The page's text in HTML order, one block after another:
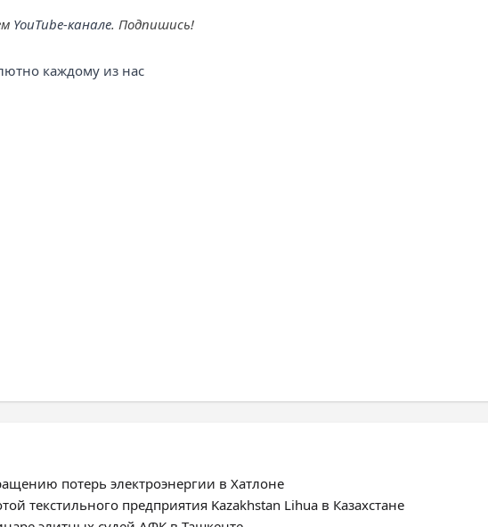
YouTube-канале. Подпишись!
каждому из нас
потерь электроэнергии в Хатлоне
текстильного предприятия Kazakhstan Lihua в Казахстане